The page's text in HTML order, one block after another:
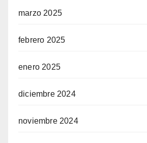
marzo 2025
febrero 2025
enero 2025
diciembre 2024
noviembre 2024